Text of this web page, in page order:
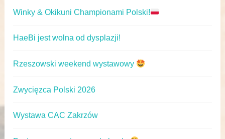
Winky & Okikuni Championami Polski!
HaeBi jest wolna od dysplazji!
Rzeszowski weekend wystawowy
Zwycięzca Polski 2026
Wystawa CAC Zakrzów